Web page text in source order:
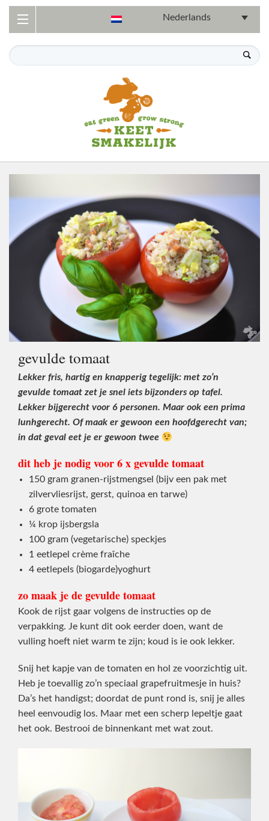
Nederlands
gevulde tomaat
Lekker fris, hartig en knapperig tegelijk: met zo’n
gevulde tomaat zet je snel iets bijzonders op tafel.
Lekker bijgerecht voor 6 personen. Maar ook een prima
lunhgerecht. Of maak er gewoon een hoofdgerecht van;
in dat geval eet je er gewoon twee
dit heb je nodig voor 6 x gevulde tomaat
150 gram granen-rijstmengsel (bijv een pak met
zilvervliesrijst, gerst, quinoa en tarwe)
6 grote tomaten
¼ krop ijsbergsla
100 gram (vegetarische) speckjes
1 eetlepel crème fraîche
4 eetlepels (biogarde)yoghurt
zo maak je de gevulde tomaat
Kook de rijst gaar volgens de instructies op de
verpakking. Je kunt dit ook eerder doen, want de
vulling hoeft niet warm te zijn; koud is ie ook lekker.
Snij het kapje van de tomaten en hol ze voorzichtig uit.
Heb je toevallig zo’n speciaal grapefruitmesje in huis?
Da’s het handigst; doordat de punt rond is, snij je alles
heel eenvoudig los. Maar met een scherp lepeltje gaat
het ook. Bestrooi de binnenkant met wat zout.